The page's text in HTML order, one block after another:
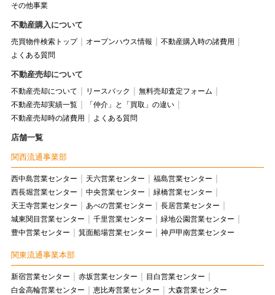
その他事業
不動産購入について
売買物件検索トップ オープンハウス情報
不動産購入時の諸費用
よくある質問
不動産売却について
不動産売却について リースバック
無料売却査定フォーム
不動産売却実績一覧
「仲介」と「買取」の違い
不動産売却時の諸費用
よくある質問
店舗一覧
関西流通事業部
西中島営業センター 天六営業センター
福島営業センター
西長堀営業センター
中央営業センター
緑橋営業センター
天王寺営業センター
あべの営業センター
長居営業センター
城東関目営業センター
千里営業センター
緑地公園営業センター
豊中営業センター
箕面船場営業センター 神戸甲南営業センター
関東流通事業本部
新宿営業センター 赤坂営業センター
目白営業センター
白金高輪営業センター
恵比寿営業センター 大森営業センター